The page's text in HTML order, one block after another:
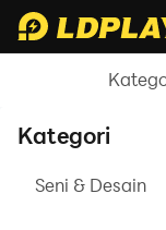
Kategori
Seni & Desain